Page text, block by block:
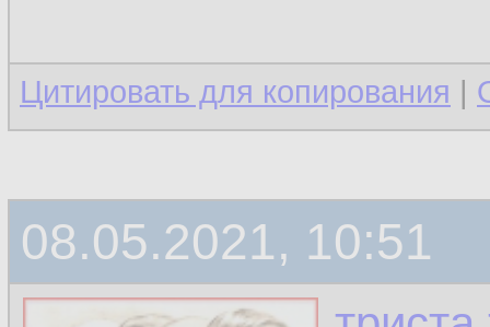
Цитировать для копирования |
08.05.2021, 10:51